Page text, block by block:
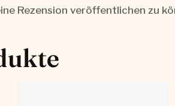
Rezension veröffentlichen zu